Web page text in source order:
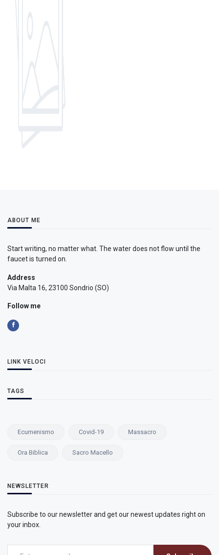
ABOUT ME
Start writing, no matter what. The water does not flow until the
faucet is turned on.
Address
Via Malta 16, 23100 Sondrio (SO)
Follow me
LINK VELOCI
TAGS
Ecumenismo Covid-19 Massacro
Ora Biblica Sacro Macello
NEWSLETTER
Subscribe to our newsletter and get our newest updates right on
your inbox.